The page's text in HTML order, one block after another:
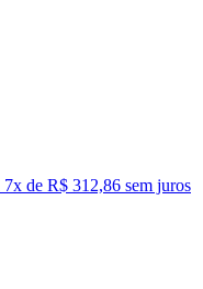
7x de R$ 312,86 sem juros